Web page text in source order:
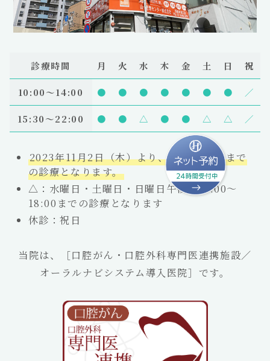
診療時間 月 火 水 木 金 土 日 祝
10:00〜14:00 ● ● ● ● ● ● ● ／
15:30～22:00 ● ● △ ● ● △ △ ／
2023年11月2日（木）より、平日22：00まで
の診療となります。
△：水曜日・土曜日・日曜日午後は15:00～
18:00までの診療となります
休診：祝日
当院は、［口腔がん・口腔外科専門医連携施設／
オーラルナビシステム導入医院］です。